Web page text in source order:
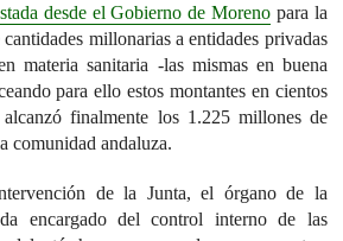
desde el Gobierno de Morenopara la
millonarias a entidades privadas
materia sanitaria -las mismas en buena
para ello estos montantes en cientos
alcanzó finalmente los 1.225 millones de
comunidad andaluza.
de la Junta, el órgano de la
encargado del control interno de las